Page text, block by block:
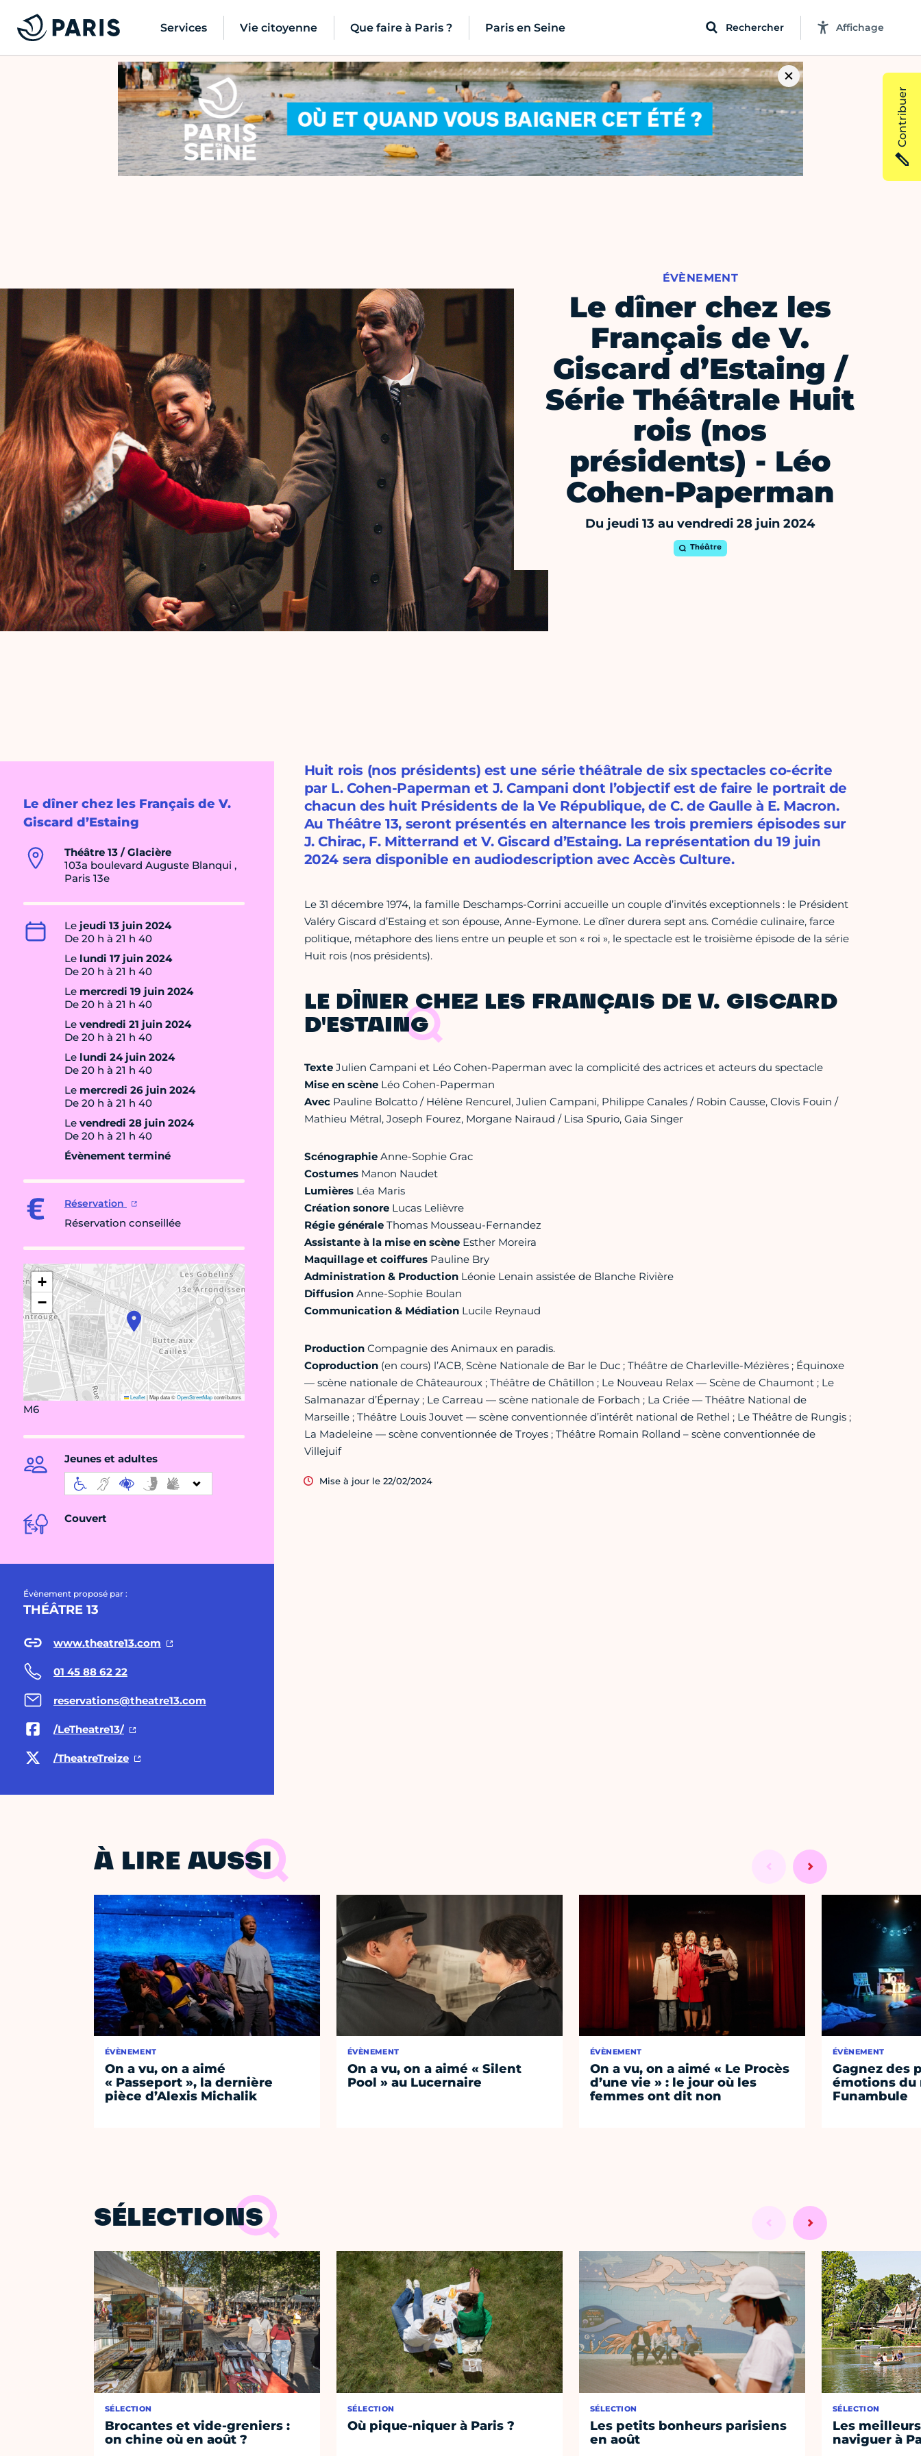
Services Vie citoyenne Que faire à Paris ? Paris en Seine Rechercher Affichage
ÉVÈNEMENT
Le dîner chez les
Français de V.
Giscard d’Estaing /
Série Théâtrale Huit
rois (nos
présidents) - Léo
Cohen-Paperman
Du jeudi 13 au vendredi 28 juin 2024
Théâtre
Le dîner chez les Français de V.
Giscard d’Estaing
Théâtre 13 / Glacière
103a boulevard Auguste Blanqui ,
Paris 13e
Le jeudi 13 juin 2024
De 20 h à 21 h 40
Le lundi 17 juin 2024
De 20 h à 21 h 40
Le mercredi 19 juin 2024
De 20 h à 21 h 40
Le vendredi 21 juin 2024
De 20 h à 21 h 40
Le lundi 24 juin 2024
De 20 h à 21 h 40
Le mercredi 26 juin 2024
De 20 h à 21 h 40
Le vendredi 28 juin 2024
De 20 h à 21 h 40
Évènement terminé
Réservation
Réservation conseillée
+
−
Leaflet|Map data ©OpenStreetMapcontributors
M6
Jeunes et adultes
Couvert
Évènement proposé par :
THÉÂTRE 13
www.theatre13.com
01 45 88 62 22
reservations@theatre13.com
/LeTheatre13/
/TheatreTreize
Huit rois (nos présidents) est une série théâtrale de six spectacles co-écrite
par L. Cohen-Paperman et J. Campani dont l’objectif est de faire le portrait de
chacun des huit Présidents de la Ve République, de C. de Gaulle à E. Macron.
Au Théâtre 13, seront présentés en alternance les trois premiers épisodes sur
J. Chirac, F. Mitterrand et V. Giscard d’Estaing. La représentation du 19 juin
2024 sera disponible en audiodescription avec Accès Culture.
Le 31 décembre 1974, la famille Deschamps-Corrini accueille un couple d’invités exceptionnels : le Président
Valéry Giscard d’Estaing et son épouse, Anne-Eymone. Le dîner durera sept ans. Comédie culinaire, farce
politique, métaphore des liens entre un peuple et son « roi », le spectacle est le troisième épisode de la série
Huit rois (nos présidents).
LE DÎNER CHEZ LES FRANÇAIS DE V. GISCARD
D'ESTAING
Texte Julien Campani et Léo Cohen-Paperman avec la complicité des actrices et acteurs du spectacle
Mise en scèneLéo Cohen-Paperman
AvecPauline Bolcatto / Hélène Rencurel, Julien Campani, Philippe Canales / Robin Causse, Clovis Fouin /
Mathieu Métral, Joseph Fourez, Morgane Nairaud / Lisa Spurio, Gaia Singer
ScénographieAnne-Sophie Grac
CostumesManon Naudet
LumièresLéa Maris
Création sonoreLucas Lelièvre
Régie généraleThomas Mousseau-Fernandez
Assistante à la mise en scèneEsther Moreira
Maquillage et coiffuresPauline Bry
Administration & ProductionLéonie Lenain assistée de Blanche Rivière
DiffusionAnne-Sophie Boulan
Communication & MédiationLucile Reynaud
ProductionCompagnie des Animaux en paradis.
Coproduction(en cours) l’ACB, Scène Nationale de Bar le Duc ; Théâtre de Charleville-Mézières ; Équinoxe
— scène nationale de Châteauroux ; Théâtre de Châtillon ; Le Nouveau Relax — Scène de Chaumont ; Le
Salmanazar d’Épernay ; Le Carreau — scène nationale de Forbach ; La Criée — Théâtre National de
Marseille ; Théâtre Louis Jouvet — scène conventionnée d’intérêt national de Rethel ; Le Théâtre de Rungis ;
La Madeleine — scène conventionnée de Troyes ; Théâtre Romain Rolland – scène conventionnée de
Villejuif
Mise à jour le 22/02/2024
À LIRE AUSSI
ÉVÈNEMENT
On a vu, on a aimé
« Passeport », la dernière
pièce d’Alexis Michalik
ÉVÈNEMENT
On a vu, on a aimé « Silent
Pool » au Lucernaire
ÉVÈNEMENT
On a vu, on a aimé « Le Procès
d’une vie » : le jour où les
femmes ont dit non
ÉVÈNEMENT
Gagnez des
émotions du
Funambule
SÉLECTIONS
SÉLECTION
Brocantes et vide-greniers :
on chine où en août ?
SÉLECTION
Où pique-niquer à Paris ?
SÉLECTION
Les petits bonheurs parisiens
en août
SÉLECTION
Les
naviguer à
Contribuer